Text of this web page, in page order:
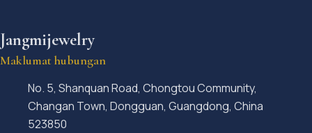
Jangmijewelry
Maklumat hubungan
No. 5, Shanquan Road, Chongtou Community,
Changan Town, Dongguan, Guangdong, China
523850